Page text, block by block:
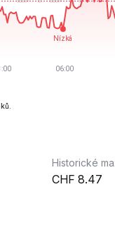
Historické
8.47